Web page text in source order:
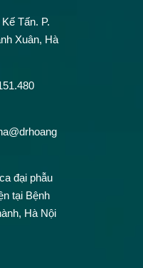
Tấn. P.
Xuân, Hà
đại phẫu
tại Bệnh
Hà Nội